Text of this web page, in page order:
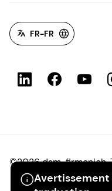
FR-FR
©2026 dsm-firmenich.